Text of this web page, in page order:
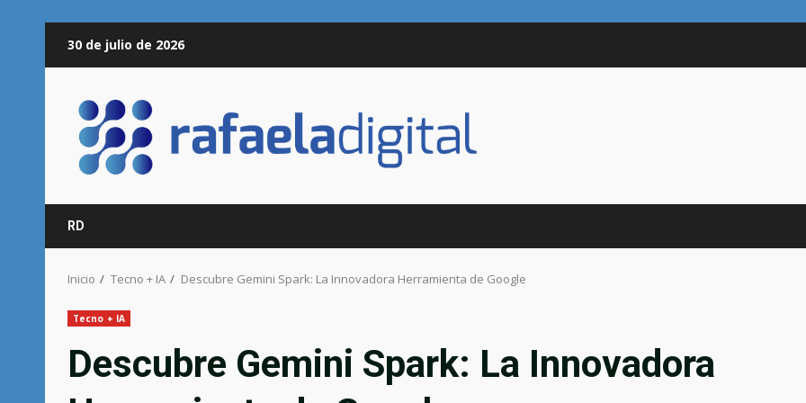
30 de julio de 2026
RD
Inicio Tecno + IA Descubre Gemini Spark: La Innovadora Herramienta de Google
Tecno + IA
Descubre Gemini Spark: La Innovadora